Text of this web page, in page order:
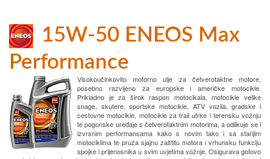
15W-50 ENEOS Max
Performance
Visokoučinkovito motorno ulje za četverotaktne motore,
posebno razvijeno za europske i američke motocikle.
Prikladno je za širok raspon motocikala, motocikle velike
snage, skutere, sportske motocikle, ATV vozila, gradske i
cestovne motocikle, motocikle za trail utrke i terensku vožnju
te pogonske uređaje s četverotaktnim motorima, a odlikuje se i
izvrsnim performansama kako s novim tako i sa starijim
motociklima te pruža sjajnu zaštitu motora i vrhunsku funkciju
spojke i prijenosnika u svim uvjetima vožnje. Osigurava gotovo